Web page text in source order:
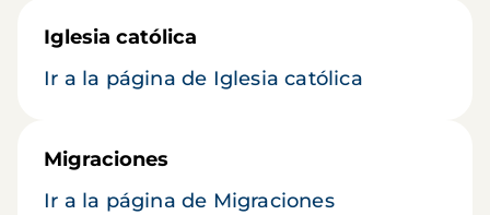
Iglesia católica
Ir a la página de Iglesia católica
Migraciones
Ir a la página de Migraciones